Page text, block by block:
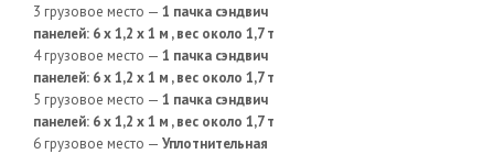
3 грузовое место — 1 пачка сэндвич
панелей: 6 х 1,2 х 1 м , вес около 1,7 т
4 грузовое место — 1 пачка сэндвич
панелей: 6 х 1,2 х 1 м , вес около 1,7 т
5 грузовое место — 1 пачка сэндвич
панелей: 6 х 1,2 х 1 м , вес около 1,7 т
6 грузовое место — Уплотнительная